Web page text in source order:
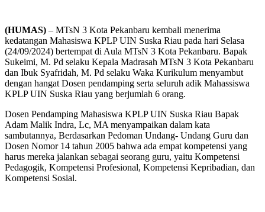
(HUMAS) – MTsN 3 Kota Pekanbaru kembali menerima
kedatangan Mahasiswa KPLP UIN Suska Riau pada hari Selasa
(24/09/2024) bertempat di Aula MTsN 3 Kota Pekanbaru. Bapak
Sukeimi, M. Pd selaku Kepala Madrasah MTsN 3 Kota Pekanbaru
dan Ibuk Syafridah, M. Pd selaku Waka Kurikulum menyambut
dengan hangat Dosen pendamping serta seluruh adik Mahassiswa
KPLP UIN Suska Riau yang berjumlah 6 orang.
Dosen Pendamping Mahasiswa KPLP UIN Suska Riau Bapak
Adam Malik Indra, Lc, MA menyampaikan dalam kata
sambutannya, Berdasarkan Pedoman Undang- Undang Guru dan
Dosen Nomor 14 tahun 2005 bahwa ada empat kompetensi yang
harus mereka jalankan sebagai seorang guru, yaitu Kompetensi
Pedagogik, Kompetensi Profesional, Kompetensi Kepribadian, dan
Kompetensi Sosial.